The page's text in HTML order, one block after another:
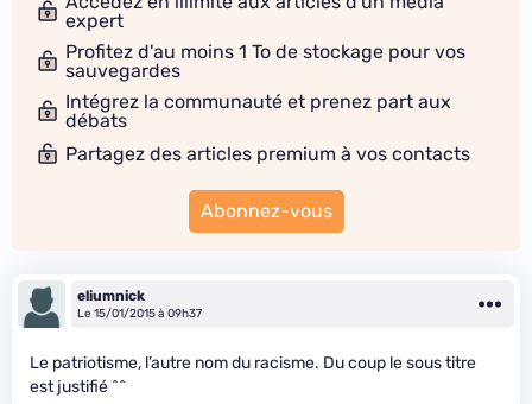
expert
Profitez d'au moins 1 To de stockage pour vos
sauvegardes
Intégrez la communauté et prenez part aux
débats
Partagez des articles premium à vos contacts
Abonnez-vous
eliumnick
Le 15/01/2015 à 09h37
Le patriotisme, l’autre nom du racisme. Du coup le sous titre
est justifié ^^